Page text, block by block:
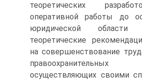
теоретических
оперативной работы до
юридической
теоретические
на совершенствование
осуществляющих своими